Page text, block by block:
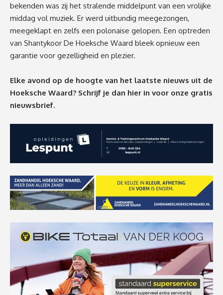
bekenden was zij het stralende middelpunt van een vrolijke
middag vol muziek. Er werd uitbundig meegezongen,
meegeklapt en zelfs een polonaise gelopen. Een optreden
van Shantykoor De Hoeksche Waard bleek opnieuw een
garantie voor gezelligheid en plezier.
Elke avond op de hoogte van het laatste nieuws uit de
Hoeksche Waard? Schrijf je dan hier in voor onze gratis
nieuwsbrief.